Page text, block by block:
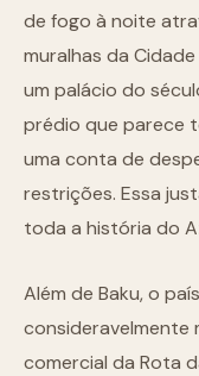
de fogo à noite
muralhas da Cidade
um palácio do
prédio que parece
uma conta de
restrições. Essa
toda a história do
Além de Baku, o
consideravelmente
comercial da Rota